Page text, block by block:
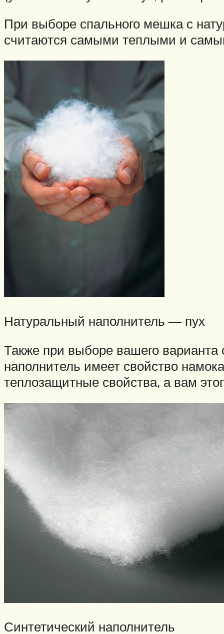
При выборе спального мешка с
считаются самыми теплыми и
Натуральный наполнитель — пух
Также при выборе вашего
наполнитель имеет свойство
теплозащитные свойства, а вам
Синтетический наполнитель